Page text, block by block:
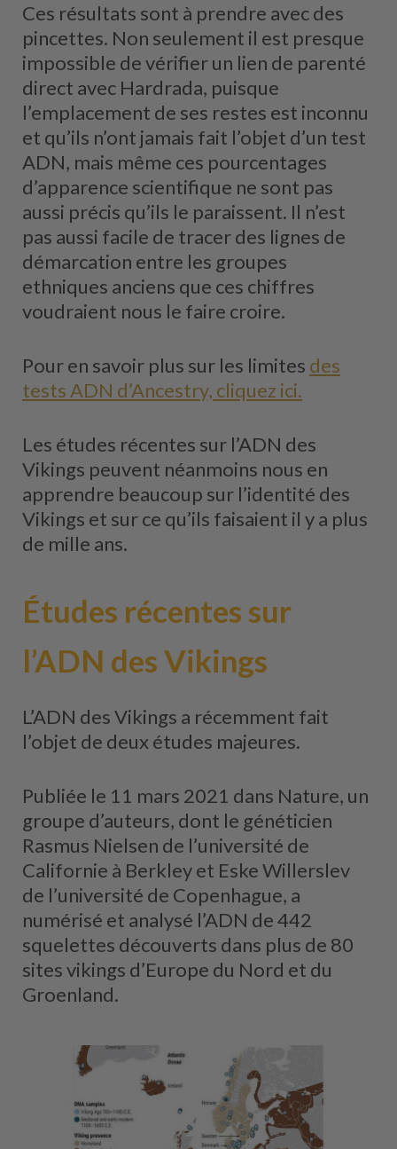
Ces résultats sont à prendre avec des
pincettes. Non seulement il est presque
impossible de vérifier un lien de parenté
direct avec Hardrada, puisque
l’emplacement de ses restes est inconnu
et qu’ils n’ont jamais fait l’objet d’un test
ADN, mais même ces pourcentages
d’apparence scientifique ne sont pas
aussi précis qu’ils le paraissent. Il n’est
pas aussi facile de tracer des lignes de
démarcation entre les groupes
ethniques anciens que ces chiffres
voudraient nous le faire croire.
Pour en savoir plus sur les limites des
tests ADN d’Ancestry, cliquez ici.
Les études récentes sur l’ADN des
Vikings peuvent néanmoins nous en
apprendre beaucoup sur l’identité des
Vikings et sur ce qu’ils faisaient il y a plus
de mille ans.
Études récentes sur
l’ADN des Vikings
L’ADN des Vikings a récemment fait
l’objet de deux études majeures.
Publiée le 11 mars 2021 dans Nature, un
groupe d’auteurs, dont le généticien
Rasmus Nielsen de l’université de
Californie à Berkley et Eske Willerslev
de l’université de Copenhague, a
numérisé et analysé l’ADN de 442
squelettes découverts dans plus de 80
sites vikings d’Europe du Nord et du
Groenland.